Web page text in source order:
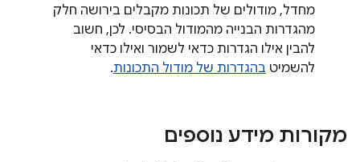
מחדל, מודולים של תכונות מקבלים בירושה חלק
מהגדרות הבנייה מהמודול הבסיסי. לכן, חשוב
להבין אילו הגדרות כדאי לשמור ואילו כדאי
להשמיט בהגדרות של מודול התכונות.
מקורות מידע נוספים